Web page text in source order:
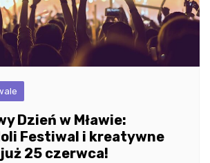
Dzień w Mławie:
Festiwal i kreatywne
25 czerwca!